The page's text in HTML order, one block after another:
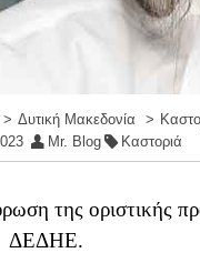
Δυτική Μακεδονία
Mr. Blog Καστοριά
της οριστικής
ΔΕΔΗΕ.